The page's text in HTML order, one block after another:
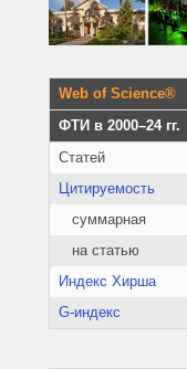
Web of Science®
ФТИ в 2000–24 гг.
Статей
Цитируемость
суммарная
на статью
Индекс Хирша
G-индекс